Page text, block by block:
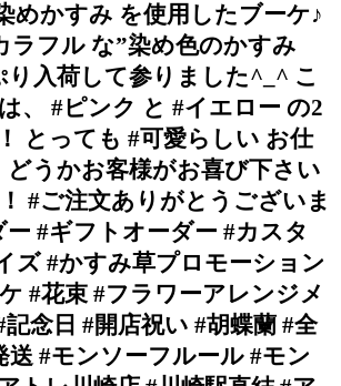
めかすみ を使用したブーケ♪
ラフル な”染め色のかすみ
入荷して参りました^_^ こ
、 #ピンク と #イエロー の2
とっても #可愛らしい お仕
どうかお客様がお喜び下さい
#ご注文ありがとうございま
ー #ギフトオーダー #カスタ
ズ #かすみ草プロモーション
#花束 #フラワーアレンジメ
念日 #開店祝い #胡蝶蘭 #全
送 #モンソーフルール #モン